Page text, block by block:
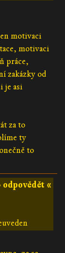
motivaci
motivaci
práce,
zakázky od
je asi
za to
ty
to
odpovědět «